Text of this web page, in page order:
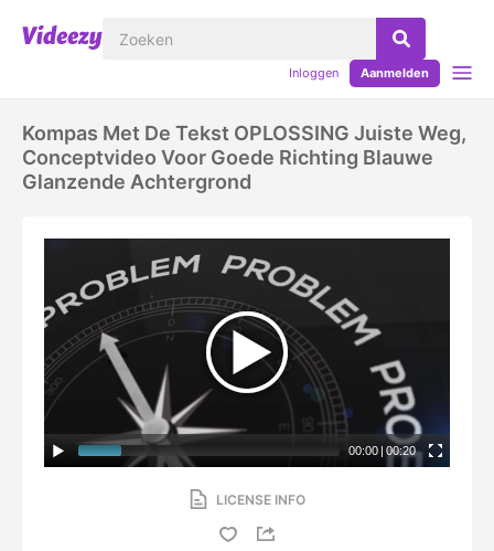
Inloggen Aanmelden
Kompas Met De Tekst OPLOSSING Juiste Weg,
Conceptvideo Voor Goede Richting Blauwe
Glanzende Achtergrond
00:00 | 00:20
LICENSE INFO